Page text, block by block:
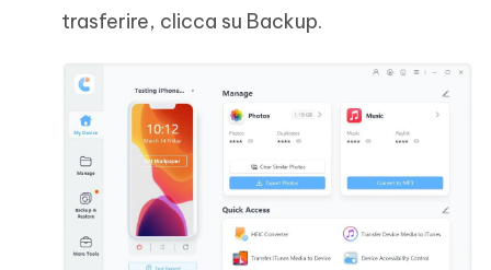
trasferire, clicca su Backup.